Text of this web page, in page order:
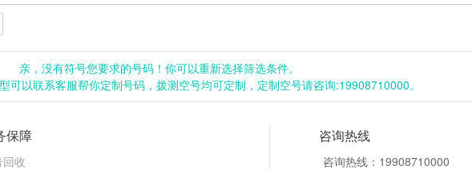
亲，没有符号您要求的号码！你可以重新选择筛选条件。
可以联系客服帮你定制号码，拨测空号均可定制，定制空号请咨询:19908710000。
保障
收
咨询热线
咨询热线：19908710000